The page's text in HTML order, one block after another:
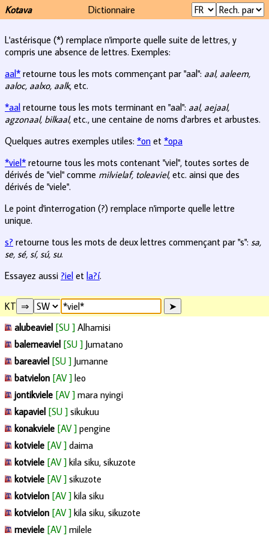
Kotava Dictionnaire
L'astérisque (*) remplace n'importe quelle suite de lettres, y
compris une absence de lettres. Exemples:
aal* retourne tous les mots commençant par "aal": aal, aaleem,
aaloc, aalxo, aalk, etc.
*aal retourne tous les mots terminant en "aal": aal, aejaal,
agzonaal, bilkaal, etc., une centaine de noms d'arbres et arbustes.
Quelques autres exemples utiles: *on et *opa
*viel* retourne tous les mots contenant "viel", toutes sortes de
dérivés de "viel" comme milvielaf, toleaviel, etc. ainsi que des
dérivés de "viele".
Le point d'interrogation (?) remplace n'importe quelle lettre
unique.
s? retourne tous les mots de deux lettres commençant par "s": sa,
se, sé, sí, sú, su.
Essayez aussi ?iel et la?í.
KT
alubeaviel [SU ] Alhamisi
balemeaviel [SU ] Jumatano
bareaviel [SU ] Jumanne
batvielon [AV ] leo
jontikviele [AV ] mara nyingi
kapaviel [SU ] sikukuu
konakviele [AV ] pengine
kotviele [AV ] daima
kotviele [AV ] kila siku, sikuzote
kotviele [AV ] sikuzote
kotvielon [AV ] kila siku
kotvielon [AV ] kila siku, sikuzote
meviele [AV ] milele